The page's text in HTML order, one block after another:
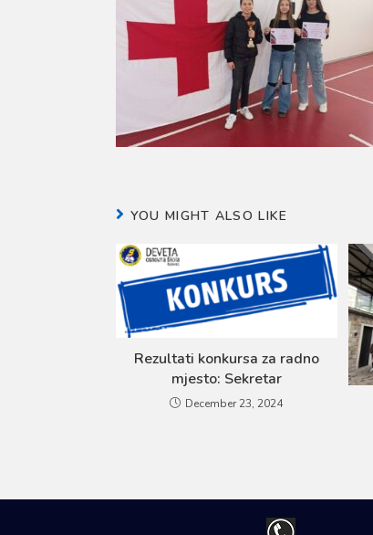
YOU MIGHT ALSO LIKE
Rezultati konkursa za radno
mjesto: Sekretar
December 23, 2024